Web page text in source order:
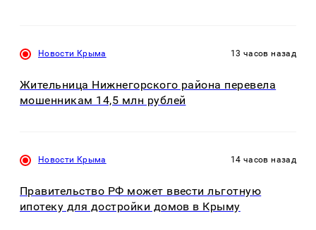
Новости Крыма 13 часов назад
Жительница Нижнегорского района перевела
мошенникам 14,5 млн рублей
Новости Крыма 14 часов назад
Правительство РФ может ввести льготную
ипотеку для достройки домов в Крыму